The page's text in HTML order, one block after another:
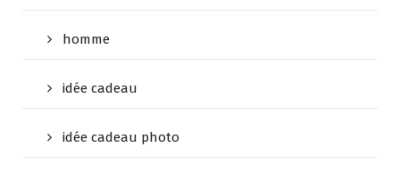
homme
idée cadeau
idée cadeau photo